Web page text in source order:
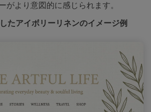
がより意図的に感じられます。
たアイボリーリネンのイメージ例